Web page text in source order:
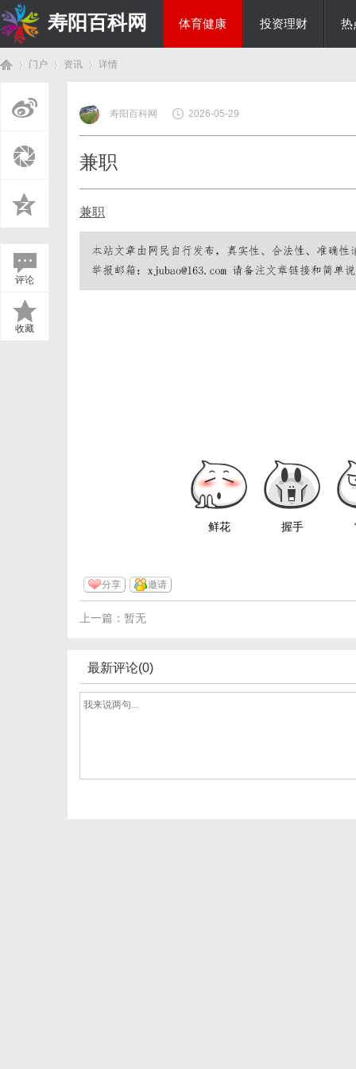
寿阳百科网 体育健康 投资理财 热
门户 资讯
›
详情
评论
收藏
寿阳百科网 2026-05-29
兼职
兼职
鲜花 握手
分享 邀请
上一篇：暂无
最新评论(0)